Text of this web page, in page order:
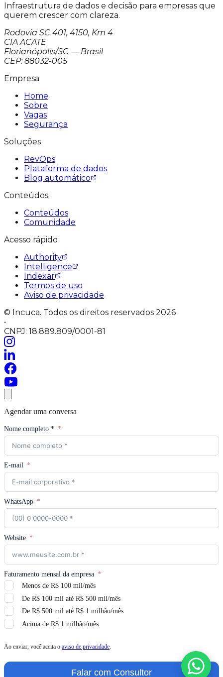
Infraestrutura de dados e decisão para empresas que
querem crescer com clareza.
Rodovia SC 401, 4150, Km 4
CIA ACATE
Florianópolis/SC — Brasil
CEP: 88032-005
Empresa
Home
Sobre
Vagas
Segurança
Soluções
RevOps
Plataforma de dados
Blog automático
Conteúdos
Conteúdos
Comunidade
Acesso rápido
Authority
Intelligence
Indexar
Termos de uso
Aviso de privacidade
© Incuca. Todos os direitos reservados 2026
•
CNPJ: 18.889.809/0001-81
Agendar uma conversa
Nome completo *
E-mail
WhatsApp
Website
Faturamento mensal da empresa
Menos de R$ 100 mil/mês
De R$ 100 mil até R$ 500 mil/mês
De R$ 500 mil até R$ 1 milhão/mês
Acima de R$ 1 milhão/mês
Ao enviar, você aceita o aviso de privacidade.
Falar com Consultor